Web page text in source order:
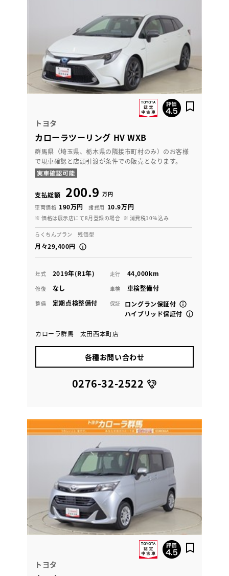
トヨタ
カローラツーリング HV WXB
群馬県（埼玉県、栃木県の隣接市町村のみ）のお客様
で現車確認と店頭引渡が条件での販売となります。
支払総額 200.9 万円
車両価格 190万円 諸費用 10.9万円
※ 価格は展示店にて8月登録の場合 ※ 消費税10％込み
らくちんプラン 残価型
月々29,400円
年式 2019年(R1年) 走行 44,000km
修復 なし 車検 車検整備付
整備 定期点検整備付 保証
ロングラン保証付
ハイブリッド保証付
カローラ群馬 太田西本町店
各種お問い合わせ
0276-32-2522
トヨタ